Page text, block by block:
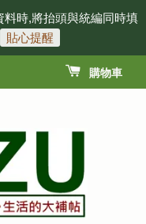
時,將抬頭與統編同時填
貼心提醒
購物車